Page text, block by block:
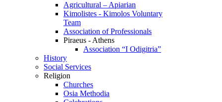
Agricultural – Apiarian
Kimolistes - Kimolos Voluntary
Team
Association of Professionals
Piraeus - Athens
Association “I Odigitria”
History
Social Services
Religion
Churches
Osia Methodia